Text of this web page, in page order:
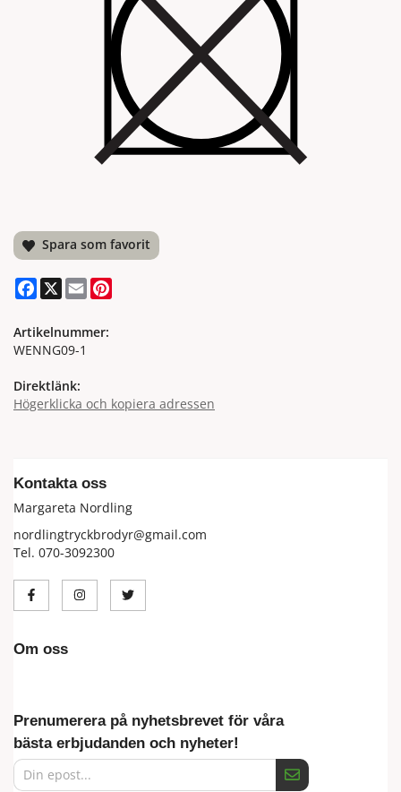
Spara som favorit
Facebook
X Email
Artikelnummer:
WENNG09-1
Direktlänk:
Högerklicka och kopiera adressen
Kontakta oss
Margareta Nordling
nordlingtryckbrodyr@gmail.com
Tel. 070-3092300
Om oss
Prenumerera på nyhetsbrevet för våra
bästa erbjudanden och nyheter!